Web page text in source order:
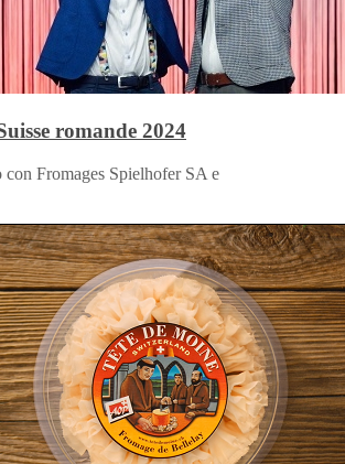
romande 2024
Fromages Spielhofer SA e